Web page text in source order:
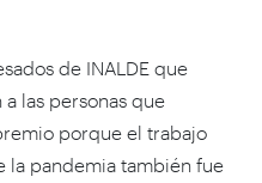
de INALDE que
las personas que
porque el trabajo
pandemia también fue